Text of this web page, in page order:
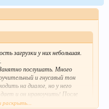
загрузки у них небольшая.
послушать. Много
и гнусавый тон
на диалог, но у него
и он нравоучить! После
хочется. Хотя прослушал